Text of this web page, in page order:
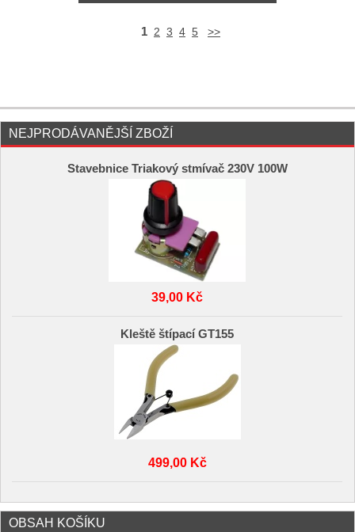
1 2 3 4 5 >>
NEJPRODÁVANĚJŠÍ ZBOŽÍ
Stavebnice Triakový stmívač 230V 100W
39,00 Kč
Kleště štípací GT155
499,00 Kč
OBSAH KOŠÍKU